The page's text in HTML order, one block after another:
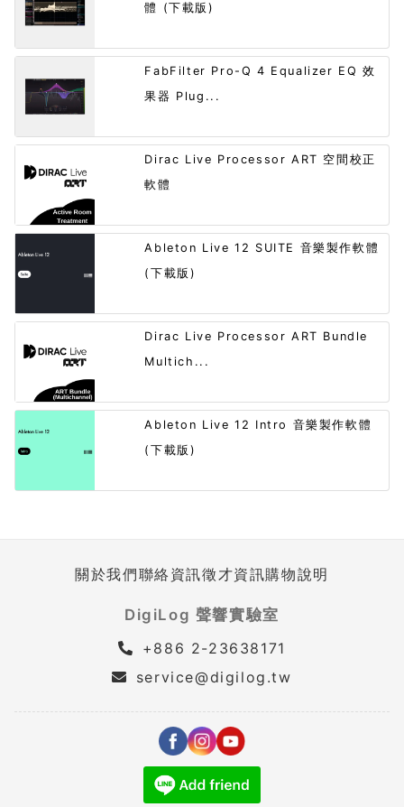
體 (下載版)
FabFilter Pro-Q 4 Equalizer EQ 效
果器 Plug...
Dirac Live Processor ART 空間校正
軟體
Ableton Live 12 SUITE 音樂製作軟體
(下載版)
Dirac Live Processor ART Bundle
Multich...
Ableton Live 12 Intro 音樂製作軟體
(下載版)
關於我們聯絡資訊徵才資訊購物說明
DigiLog 聲響實驗室
+886 2-23638171
service@digilog.tw